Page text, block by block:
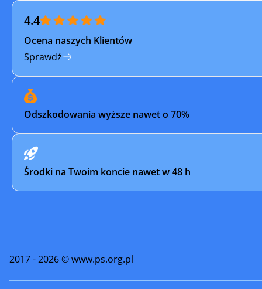
Zagórz
4.4
Ocena naszych Klientów
Sprawdź
Odszkodowania wyższe nawet o 70%
Środki na Twoim koncie nawet w 48 h
2017 - 2026 © www.ps.org.pl